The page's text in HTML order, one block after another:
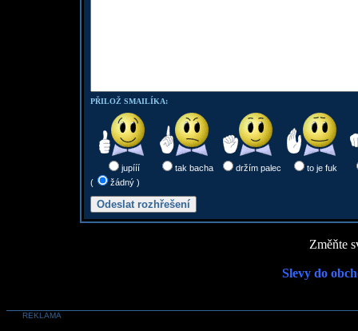
PŘILOŽ SMAILÍKA:
jupííí tak bacha držím palec
to je fuk
(
žádný )
Změňte
Slevy do
REKLAMA